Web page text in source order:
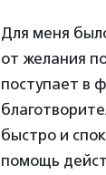
Для меня
от желания
поступает в
быстро и
помощь